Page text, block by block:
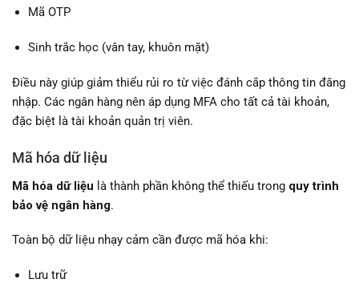
Mã OTP
Sinh trắc học (vân tay, khuôn mặt)
Điều này giúp giảm thiểu rủi ro từ việc đánh cắp thông tin đăng
nhập. Các ngân hàng nên áp dụng MFA cho tất cả tài khoản,
đặc biệt là tài khoản quản trị viên.
Mã hóa dữ liệu
Mã hóa dữ liệu là thành phần không thể thiếu trong quy trình
bảo vệ ngân hàng.
Toàn bộ dữ liệu nhạy cảm cần được mã hóa khi:
Lưu trữ